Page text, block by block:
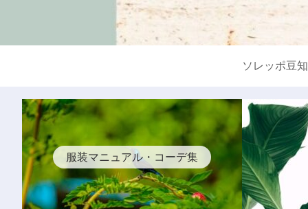
ソレッポ豆
服装マニュアル・コーデ集